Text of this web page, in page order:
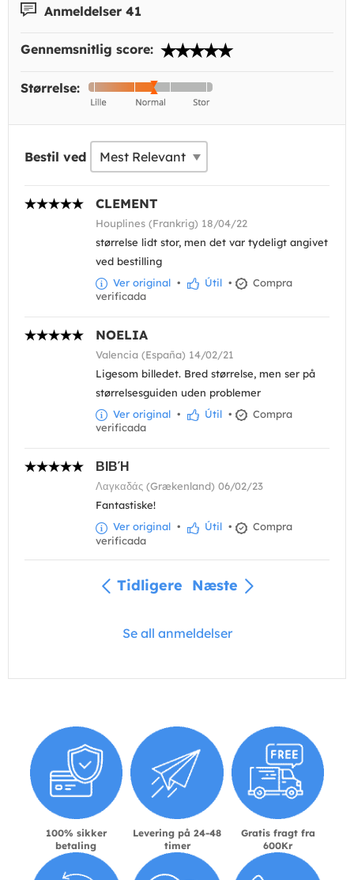
Anmeldelser 41
Gennemsnitlig score:
Størrelse:
Bestil ved
CLEMENT
Houplines (Frankrig) 18/04/22
størrelse lidt stor, men det var tydeligt angivet
ved bestilling
Ver original • Útil •
Compra
verificada
NOELIA
Valencia (España) 14/02/21
Ligesom billedet. Bred størrelse, men ser på
størrelsesguiden uden problemer
Ver original • Útil •
Compra
verificada
ΒΙΒΉ
Λαγκαδάς (Grækenland) 06/02/23
Fantastiske!
Ver original • Útil •
Compra
verificada
Tidligere Næste
Se all anmeldelser
100% sikker
betaling
Levering på 24-48
timer
Gratis fragt fra
600Kr